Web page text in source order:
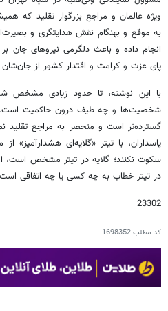
ویژه عالمان و مراجع بزرگوار تقلید که
به ‌موقع و بهنگام نقش هدایتگری و
انجام داده و باعث دلگرمی نیروهای
پای عزت و کرامت و اقتدار کشور از جان‌شان
با این نوشته، تا حدود زیادی مشخص
شخصیت‌ها و چه طیف درون حاکمیت است.
گسترده‌تر است و منحصر به مراجع تقلید
پاسداران، با تیتر «گلایه‌ای هشدارآمیز»
سکوت نکنند؛ گلایه در تیتر مشخص
در تیتر خطاب به چه کسی یا چه اتفاقی
23302
کد مطلب1698352